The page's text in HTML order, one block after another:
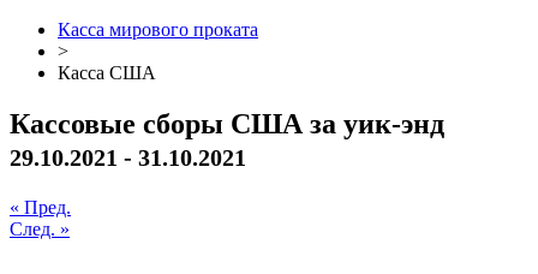
Касса мирового проката
>
Касса США
Кассовые сборы США за уик-энд
29.10.2021 - 31.10.2021
« Пред.
След. »